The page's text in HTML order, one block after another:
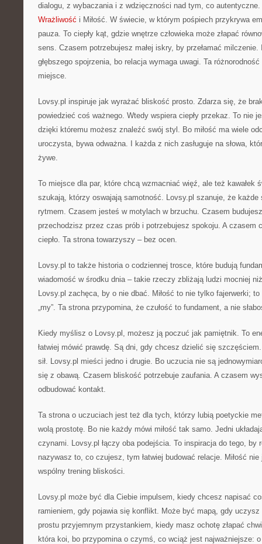
dialogu, z wybaczania i z wdzięczności nad tym, co
Wrażliwość i Miłość. W świecie, w którym pośpiech przykrywa
pauza. To ciepły kąt, gdzie wnętrze człowieka może złapać
sens. Czasem potrzebujesz małej iskry, by przełamać
głębszego spojrzenia, bo relacja wymaga uwagi. Ta
miejsce.
Lovsy.pl inspiruje jak wyrażać bliskość prosto. Zdarza się, że
powiedzieć coś ważnego. Wtedy wspiera ciepły przekaz. To nie
dzięki któremu możesz znaleźć swój styl. Bo miłość ma wiele
uroczysta, bywa odważna. I każda z nich zasługuje na słowa,
żywe.
To miejsce dla par, które chcą wzmacniać więź, ale też kawałek
szukają, którzy oswajają samotność. Lovsy.pl szanuje, że każde
rytmem. Czasem jesteś w motylach w brzuchu. Czasem
przechodzisz przez czas prób i potrzebujesz spokoju. A czasem
ciepło. Ta strona towarzyszy – bez ocen.
Lovsy.pl to także historia o codziennej trosce, które budują
wiadomość w środku dnia – takie rzeczy zbliżają ludzi mocniej
Lovsy.pl zachęca, by o nie dbać. Miłość to nie tylko fajerwerki;
„my”. Ta strona przypomina, że czułość to fundament, a nie
Kiedy myślisz o Lovsy.pl, możesz ją poczuć jak pamiętnik. To
łatwiej mówić prawdę. Są dni, gdy chcesz dzielić się
sił. Lovsy.pl mieści jedno i drugie. Bo uczucia nie są
się z obawą. Czasem bliskość potrzebuje zaufania. A czasem
odbudować kontakt.
Ta strona o uczuciach jest też dla tych, którzy lubią poetyckie
wolą prostotę. Bo nie każdy mówi miłość tak samo. Jedni
czynami. Lovsy.pl łączy oba podejścia. To inspiracja do tego, by
nazywasz to, co czujesz, tym łatwiej budować relacje. Miłość
wspólny trening bliskości.
Lovsy.pl może być dla Ciebie impulsem, kiedy chcesz napisać
ramieniem, gdy pojawia się konflikt. Może być mapą, gdy
prostu przyjemnym przystankiem, kiedy masz ochotę złapać
która koi, bo przypomina o czymś, co wciąż jest najważniejsze: